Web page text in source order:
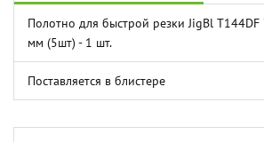
Полотно для быстрой резки JigBl
мм (5шт) - 1 шт.
Поставляется в блистере